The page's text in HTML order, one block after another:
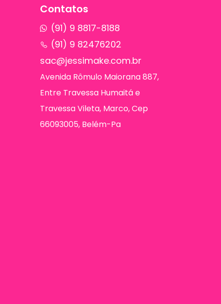
Contatos
(91) 9 8817-8188
(91) 9 82476202
sac@jessimake.com.br
Avenida Rômulo Maiorana 887,
Entre Travessa Humaitá e
Travessa Vileta, Marco, Cep
66093005, Belém-Pa